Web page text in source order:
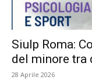
Siulp Roma:
del minore tra
28 Aprile 2026